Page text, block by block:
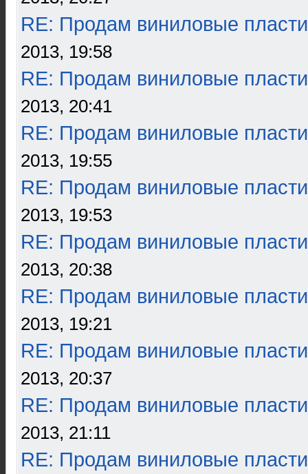
RE: Продам виниловые
2013, 19:58
RE: Продам виниловые
2013, 20:41
RE: Продам виниловые
2013, 19:55
RE: Продам виниловые
2013, 19:53
RE: Продам виниловые
2013, 20:38
RE: Продам виниловые
2013, 19:21
RE: Продам виниловые
2013, 20:37
RE: Продам виниловые
2013, 21:11
RE: Продам виниловые